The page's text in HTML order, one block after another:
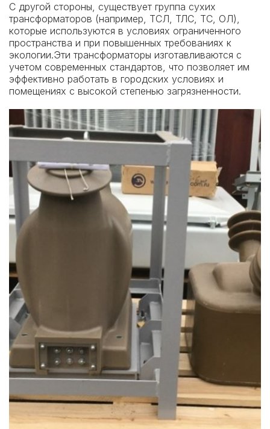
С другой стороны, существует группа сухих
трансформаторов (например, ТСЛ, ТЛС, ТС, ОЛ),
которые используются в условиях ограниченного
пространства и при повышенных требованиях к
экологии.Эти трансформаторы изготавливаются с
учетом современных стандартов, что позволяет им
эффективно работать в городских условиях и
помещениях с высокой степенью загрязненности.